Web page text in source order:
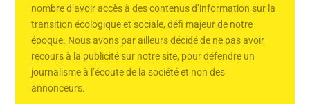
nombre d’avoir accès à des contenus d’information sur la
transition écologique et sociale, défi majeur de notre
époque. Nous avons par ailleurs décidé de ne pas avoir
recours à la publicité sur notre site, pour défendre un
journalisme à l’écoute de la société et non des
annonceurs.